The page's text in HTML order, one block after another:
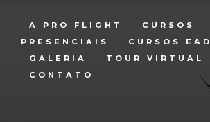
A PRO FLIGHT
CURSOS
PRESENCIAIS
CURSOS EAD
GALERIA
TOUR VIRTUAL
CONTATO